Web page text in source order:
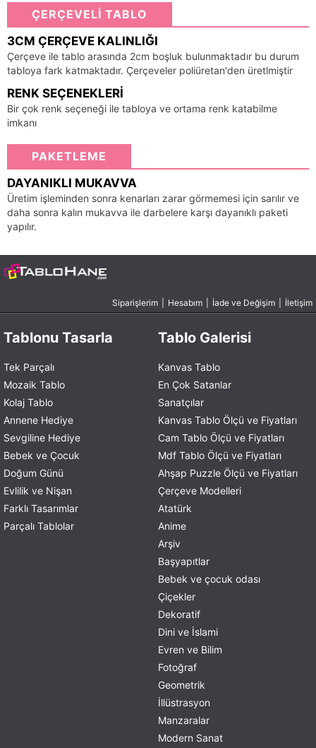
ÇERÇEVELİ TABLO
3CM ÇERÇEVE KALINLIĞI
Çerçeve ile tablo arasında 2cm boşluk bulunmaktadır bu durum
tabloya fark katmaktadır. Çerçeveler poliüretan'den üretlmiştir
RENK SEÇENEKLERI
Bir çok renk seçeneği ile tabloya ve ortama renk katabilme
imkanı
PAKETLEME
DAYANIKLI MUKAVVA
Üretim işleminden sonra kenarları zarar görmemesi için sarılır ve
daha sonra kalın mukavva ile darbelere karşı dayanıklı paketi
yapılır.
Siparişlerim Hesabım İade ve Değişim İletişim
Tablonu Tasarla
Tek Parçalı
Mozaik Tablo
Kolaj Tablo
Annene Hediye
Sevgiline Hediye
Bebek ve Çocuk
Doğum Günü
Evlilik ve Nişan
Farklı Tasarımlar
Parçalı Tablolar
Tablo Galerisi
Kanvas Tablo
En Çok Satanlar
Sanatçılar
Kanvas Tablo Ölçü ve Fiyatları
Cam Tablo Ölçü ve Fiyatları
Mdf Tablo Ölçü ve Fiyatları
Ahşap Puzzle Ölçü ve Fiyatları
Çerçeve Modelleri
Atatürk
Anime
Arşiv
Başyapıtlar
Bebek ve çocuk odası
Çiçekler
Dekoratif
Dini ve İslami
Evren ve Bilim
Fotoğraf
Geometrik
İllüstrasyon
Manzaralar
Modern Sanat